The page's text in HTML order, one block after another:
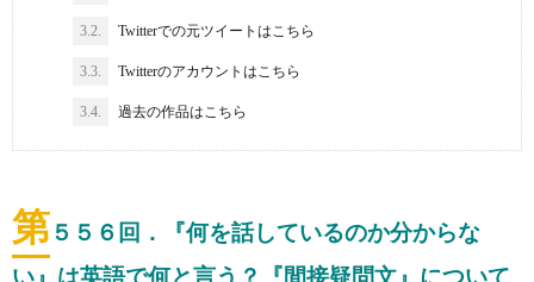
3.2. Twitterでの元ツイートはこちら
3.3. Twitterのアカウントはこちら
3.4. 過去の作品はこちら
第５５６ 回．『何を話しているのか分からな
い』は英語で何と言う？『間接疑問文』について